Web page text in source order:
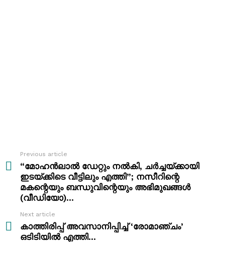
more
Previous article
“മോഹൻലാൽ ഡേറ്റും നൽകി, ചർച്ചയ്ക്കായി
ഇടയ്ക്കിടെ വീട്ടിലും എത്തി”; നസീറിന്റെ
മകന്റെയും ബന്ധുവിന്റെയും അഭിമുഖങ്ങൾ
(വീഡിയോ)…
Next article
കാത്തിരിപ്പ് അവസാനിപ്പിച്ച് ‘രോമാഞ്ചം’
ഒടിടിയിൽ എത്തി…